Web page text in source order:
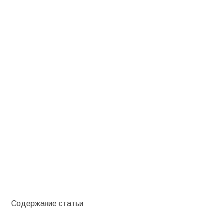
Содержание статьи